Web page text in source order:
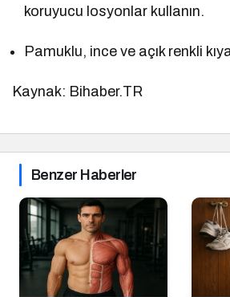
koruyucu losyonlar kullanın.
Pamuklu, ince ve açık renkli
Kaynak: Bihaber.TR
Benzer Haberler